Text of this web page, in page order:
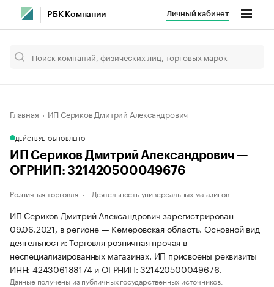
РБК Компании Личный кабинет
Главная ИП Сериков Дмитрий Александрович
ДЕЙСТВУЕТОБНОВЛЕНО
ИП Сериков Дмитрий Александрович —
ОГРНИП: 321420500049676
Розничная торговля Деятельность универсальных магазинов
ИП Сериков Дмитрий Александрович зарегистрирован
09.06.2021, в регионе — Кемеровская область. Основной вид
деятельности: Торговля розничная прочая в
неспециализированных магазинах. ИП присвоены реквизиты
ИНН: 424306188174 и ОГРНИП: 321420500049676.
Данные получены из публичных государственных источников.